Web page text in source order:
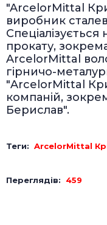
"ArcelorMittal
виробник
прокату,
ArcelorMittal
гірничо-
"ArcelorMittal
компаній,
Берислав".
Теги: ArcelorMittal
Переглядів: 459